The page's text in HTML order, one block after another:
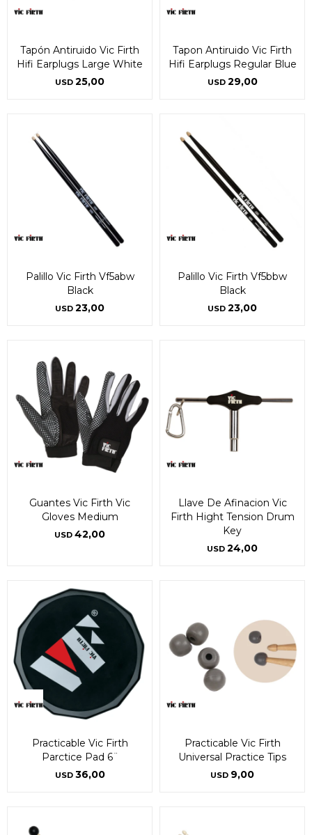
Tapón Antiruido Vic Firth
Hifi Earplugs Large White
USD 25,00
Tapon Antiruido Vic Firth
Hifi Earplugs Regular Blue
USD 29,00
Palillo Vic Firth Vf5abw
Black
USD 23,00
Palillo Vic Firth Vf5bbw
Black
USD 23,00
Guantes Vic Firth Vic
Gloves Medium
USD 42,00
Llave De Afinacion Vic
Firth Hight Tension Drum
Key
USD 24,00
Practicable Vic Firth
Parctice Pad 6¨
USD 36,00
Practicable Vic Firth
Universal Practice Tips
USD 9,00